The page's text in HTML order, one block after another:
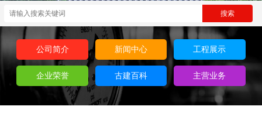
公司简介 新闻中心 工程展示
企业荣誉 古建百科 主营业务